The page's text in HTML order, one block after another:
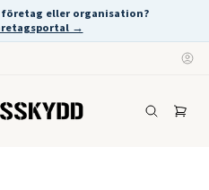
eller organisation?
→